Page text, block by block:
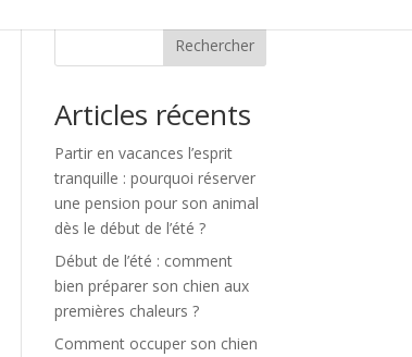
Rechercher
Articles récents
Partir en vacances l’esprit
tranquille : pourquoi réserver
une pension pour son animal
dès le début de l’été ?
Début de l’été : comment
bien préparer son chien aux
premières chaleurs ?
Comment occuper son chien